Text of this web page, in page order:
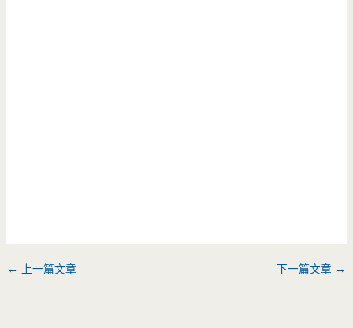
← 上一篇文章 下一篇文章 →